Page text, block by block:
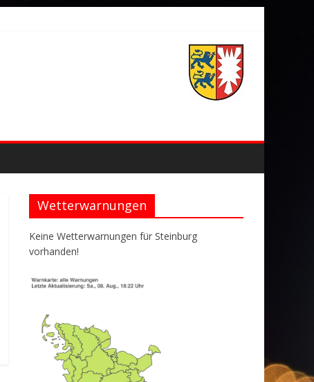
Wetterwarnungen
Keine Wetterwarnungen für Steinburg
vorhanden!